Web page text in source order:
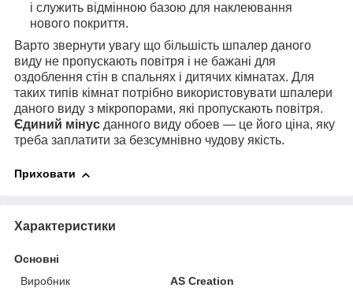
і служить відмінною базою для наклеювання
нового покриття.
Варто звернути увагу що більшість шпалер даного
виду не пропускають повітря і не бажані для
оздоблення стін в спальнях і дитячих кімнатах. Для
таких типів кімнат потрібно використовувати шпалери
даного виду з мікропорами, які пропускають повітря.
Єдиний мінус данного виду обоев — це його ціна, яку
треба заплатити за безсумнівно чудову якість.
Приховати
Характеристики
Основні
Виробник
AS Creation